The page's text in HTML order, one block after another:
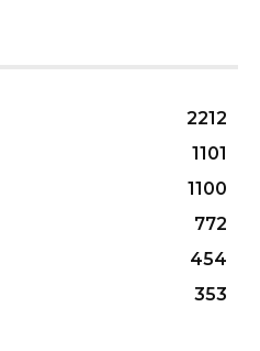
2212
1101
1100
772
454
353